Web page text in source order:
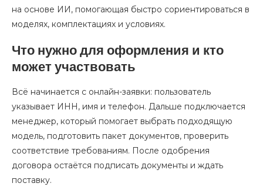
на основе ИИ, помогающая быстро сориентироваться в
моделях, комплектациях и условиях.
Что нужно для оформления и кто
может участвовать
Всё начинается с онлайн-заявки: пользователь
указывает ИНН, имя и телефон. Дальше подключается
менеджер, который помогает выбрать подходящую
модель, подготовить пакет документов, проверить
соответствие требованиям. После одобрения
договора остаётся подписать документы и ждать
поставку.